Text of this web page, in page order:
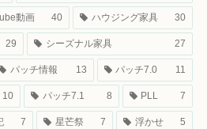
動画 40 ハウジング家具 30
29 シーズナル家具 27
パッチ情報 13 パッチ7.0 11
10 パッチ7.1 8 PLL 7
7 星芒祭 7 浮かせ 5